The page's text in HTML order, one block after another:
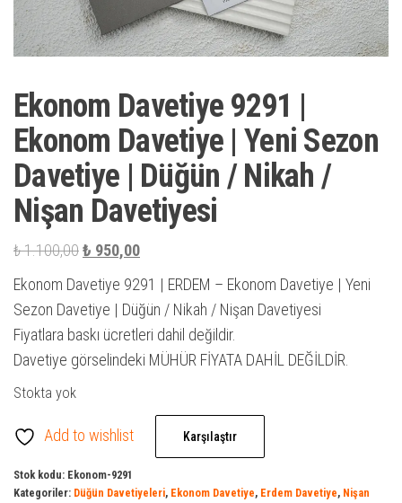
Ekonom Davetiye 9291 |
Ekonom Davetiye | Yeni Sezon
Davetiye | Düğün / Nikah /
Nişan Davetiyesi
₺1.100,00Orijinal
fiyat:
₺ 1.100,00.
₺ 950,00Şu
andaki
fiyat:
₺ 950,00.
Ekonom Davetiye 9291 | ERDEM – Ekonom Davetiye | Yeni
Sezon Davetiye | Düğün / Nikah / Nişan Davetiyesi
Fiyatlara baskı ücretleri dahil değildir.
Davetiye görselindeki MÜHÜR FİYATA DAHİL DEĞİLDİR.
Stokta yok
Add to wishlist Karşılaştır
Stok kodu: Ekonom-9291
Kategoriler: Düğün Davetiyeleri, Ekonom Davetiye, Erdem Davetiye, Nişan